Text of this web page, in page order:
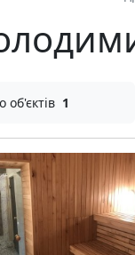
об'єктів 1